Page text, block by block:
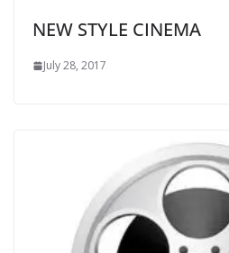
NEW STYLE CINEMA
July 28, 2017